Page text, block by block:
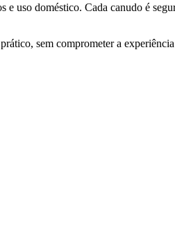
e uso doméstico. Cada canudo é
sem comprometer a